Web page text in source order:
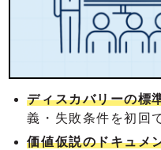
ディスカバリーの標
義・失敗条件を初回
価値仮説のドキュメ